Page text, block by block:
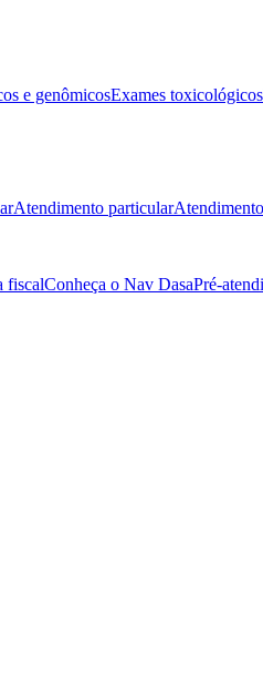
e genômicosExames toxicológicos
Atendimento particular
fiscalConheça o Nav DasaPré-